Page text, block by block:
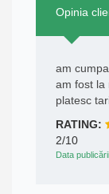
Opinia
am
am fost la
platesc
RATING:
2/10
Data